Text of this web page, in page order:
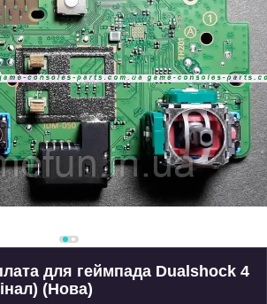
для геймпада Dualshock 4
(Нова)